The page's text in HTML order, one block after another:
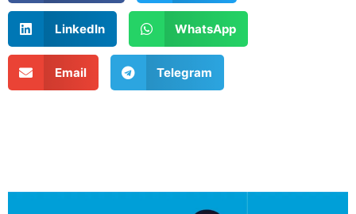
LinkedIn WhatsApp
Email Telegram